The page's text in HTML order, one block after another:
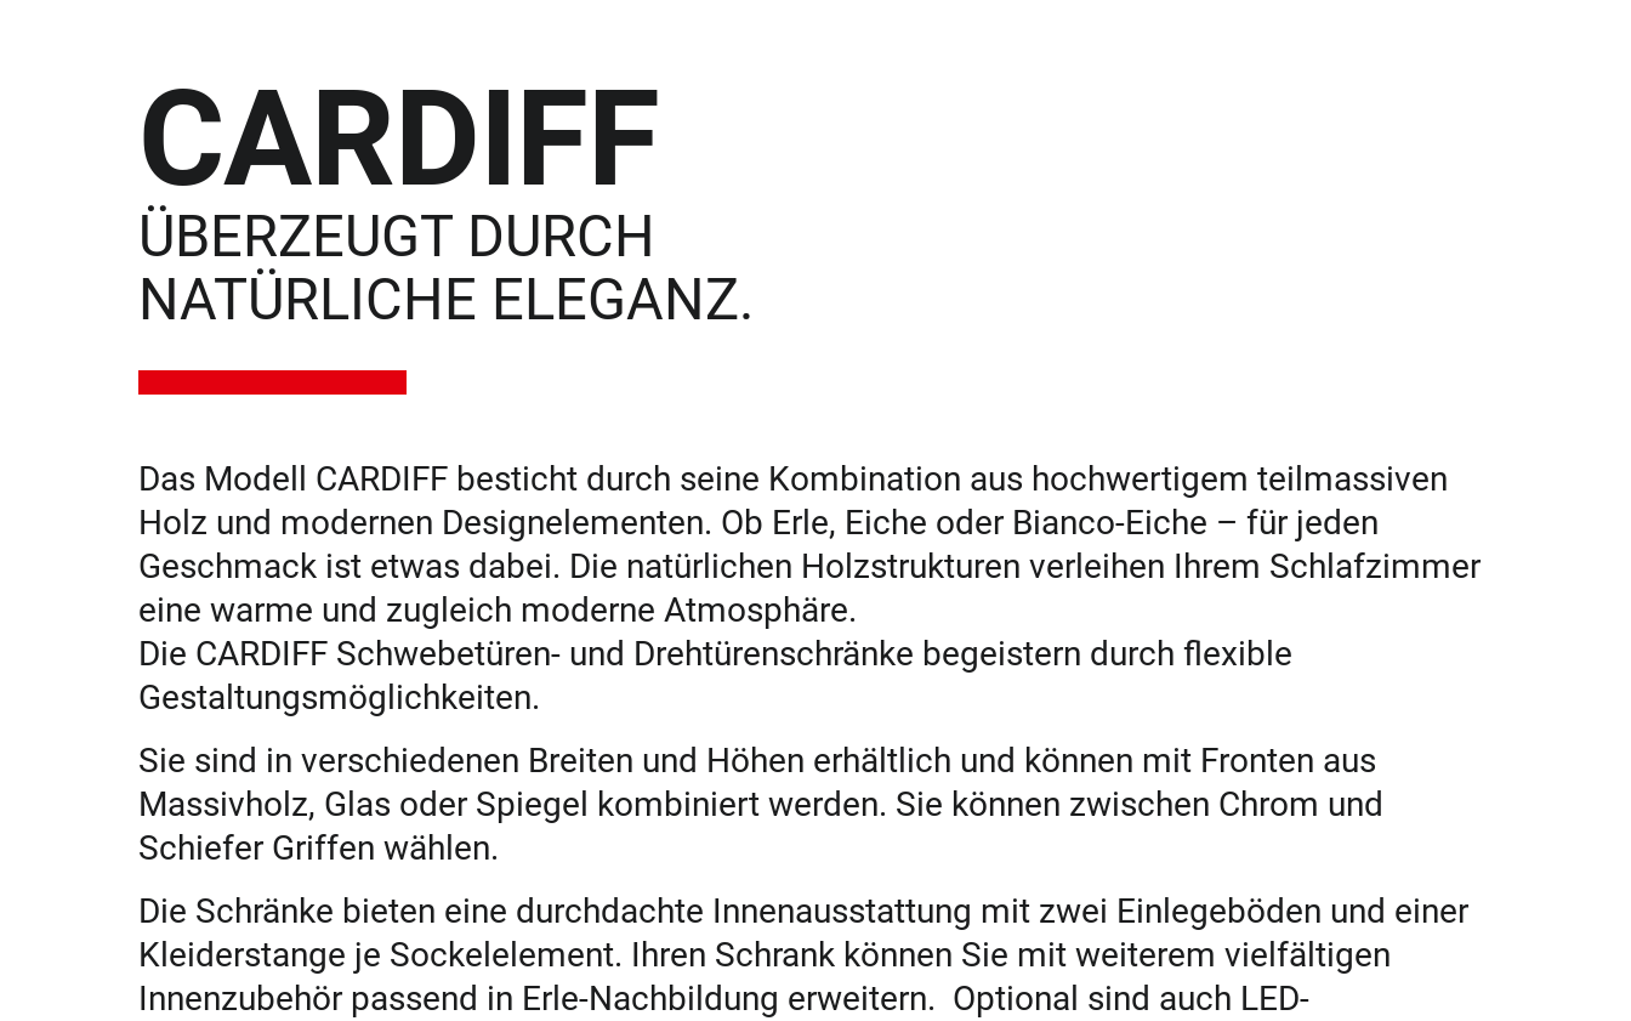
CARDIFF
ÜBERZEUGT DURCH
NATÜRLICHE ELEGANZ.
Das Modell CARDIFF besticht durch seine Kombination aus hochwertigem teilmassiven
Holz und modernen Designelementen. Ob Erle, Eiche oder Bianco-Eiche – für jeden
Geschmack ist etwas dabei. Die natürlichen Holzstrukturen verleihen Ihrem Schlafzimmer
eine warme und zugleich moderne Atmosphäre.
Die CARDIFF Schwebetüren- und Drehtürenschränke begeistern durch flexible
Gestaltungsmöglichkeiten.
Sie sind in verschiedenen Breiten und Höhen erhältlich und können mit Fronten aus
Massivholz, Glas oder Spiegel kombiniert werden. Sie können zwischen Chrom und
Schiefer Griffen wählen.
Die Schränke bieten eine durchdachte Innenausstattung mit zwei Einlegeböden und einer
Kleiderstange je Sockelelement. Ihren Schrank können Sie mit weiterem vielfältigen
Innenzubehör passend in Erle-Nachbildung erweitern. Optional sind auch LED-